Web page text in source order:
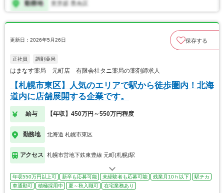
更新日：2026年5月26日 保存する
正社員 調剤薬局
はまなす薬局 元町店 有限会社タニ薬局の薬剤師求人
【札幌市東区】人気のエリアで駅から徒歩圏内！北海
道内に店舗展開する企業です。
給与 【年収】450万円～550万円程度
勤務地 北海道 札幌市東区
アクセス 札幌市営地下鉄東豊線 元町(札幌)駅
年収550万円以上可 新卒も応募可能 未経験者も応募可能 残業月10ｈ以下
駅チカ
車通勤可
積極採用中 夏～秋入職可 在宅業務あり